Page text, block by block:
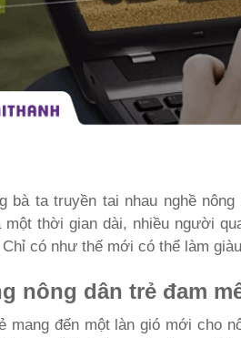
bà ta truyền tai nhau nghề
một thời gian dài, nhiều người
Chỉ có như thế mới có thể làm
nông dân trẻ đam
mang đến một làn gió mới cho